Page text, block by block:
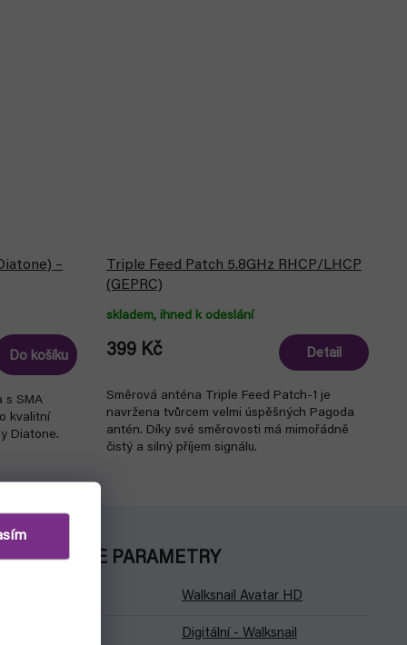
–
Do košíku
s SMA
kvalitní
Diatone.
Triple Feed Patch 5.8GHz RHCP/LHCP
(GEPRC)
skladem, ihned k odeslání
399 Kč Detail
Směrová anténa Triple Feed Patch-1 je
navržena tvůrcem velmi úspěšných Pagoda
antén. Díky své směrovosti má mimořádně
čistý a silný příjem signálu.
PARAMETRY
Walksnail Avatar HD
Digitální - Walksnail